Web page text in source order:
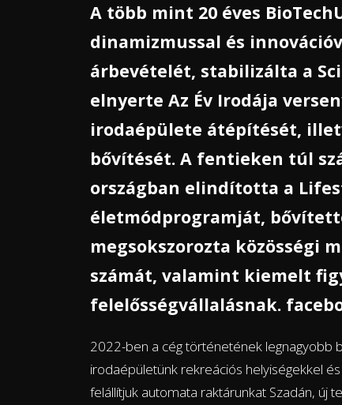
A több mint 20 éves
dinamizmussal és
árbevételét, stabilizálta a
elnyerte Az Év Irodája
irodaépülete átépítését,
bővítését. A fentieken túl
országban elindította a
életmódprogramját,
megsokszorozta közösségi
számát, valamint kiemelt
felelősségvállalásnak.
2022-ben a cég történetének legnagyobb
irodaépületünk rekreációs helyiségekkel
felállítjuk automata raktárunkat Szadán, új